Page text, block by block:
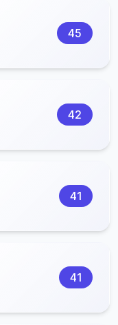
45
42
41
41